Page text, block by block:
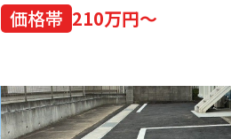
価格帯 210万円～